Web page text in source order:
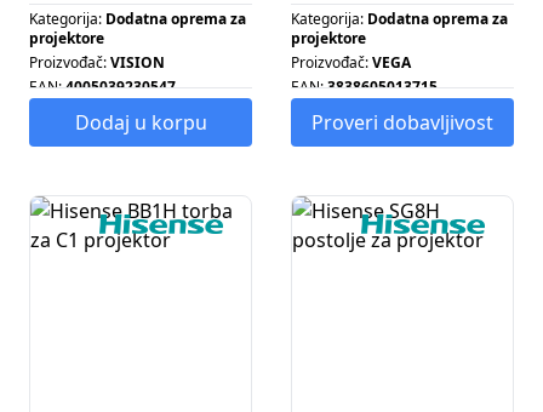
Kategorija: Dodatna oprema za
projektore
Proizvođač:VISION
EAN:4005039230547
Tip proizvoda:NOSAC ZA
PROJEKTORDodaj u korpu
Kategorija: Dodatna oprema za
projektore
Proizvođač:VEGA
EAN:3838605013715
Tip proizvoda:
NOSAČ ZA
PROJEKTOR
Proveri dobavljivost